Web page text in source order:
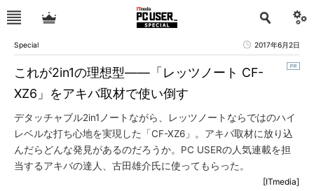
Special 2017年6月2日
これが2in1の理想型――「レッツノート CF-
XZ6」をアキバ取材で使い倒す
デタッチャブル2in1ノートながら、レッツノートならではのハイ
レベルな打ち心地を実現した「CF-XZ6」。アキバ取材に放り込
んだらどんな発見があるのだろうか。PC USERの人気連載を担
当するアキバの達人、古田雄介氏に使ってもらった。
[ITmedia]